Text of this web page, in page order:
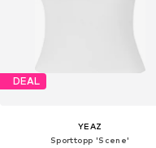
DEAL
YEAZ
Sporttopp 'Scene'